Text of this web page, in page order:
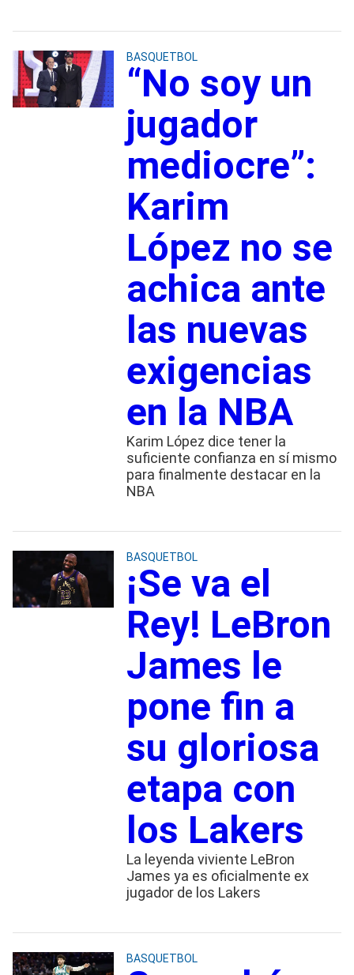
BASQUETBOL
“No soy un
jugador
mediocre”:
Karim
López no se
achica ante
las nuevas
exigencias
en la NBA
Karim López dice tener la
suficiente confianza en sí mismo
para finalmente destacar en la
NBA
BASQUETBOL
¡Se va el
Rey! LeBron
James le
pone fin a
su gloriosa
etapa con
los Lakers
La leyenda viviente LeBron
James ya es oficialmente ex
jugador de los Lakers
BASQUETBOL